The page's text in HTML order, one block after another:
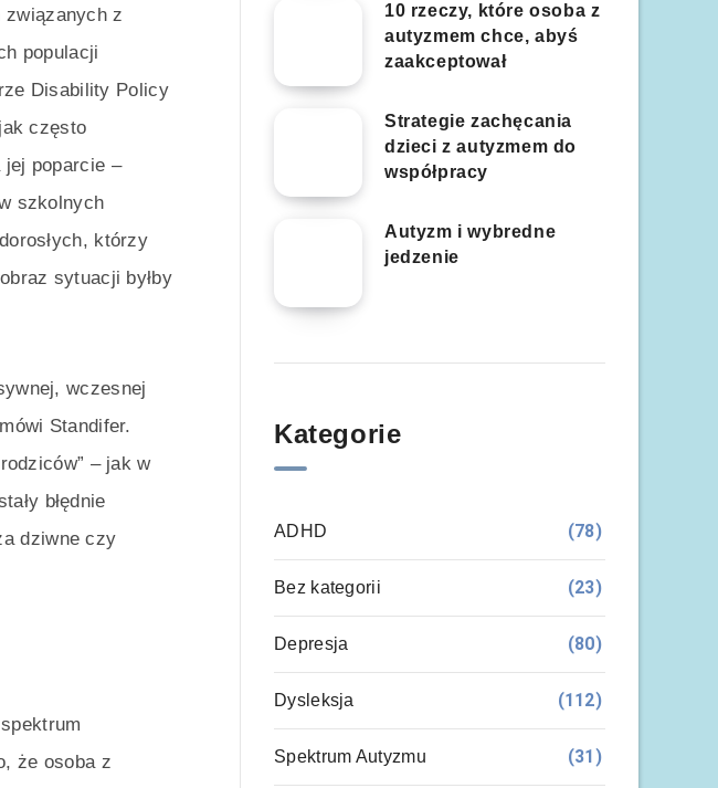
z
populacji
Disability Policy
często
jej poparcie –
szkolnych
którzy
sytuacji byłby
wczesnej
Standifer.
– jak w
błędnie
dziwne czy
że osoba z
10 rzeczy, które osoba z
autyzmem chce, abyś
zaakceptował
Strategie zachęcania
dzieci z autyzmem do
współpracy
Autyzm i wybredne
jedzenie
Kategorie
ADHD (78)
Bez kategorii (23)
Depresja (80)
Dysleksja (112)
Spektrum Autyzmu (31)